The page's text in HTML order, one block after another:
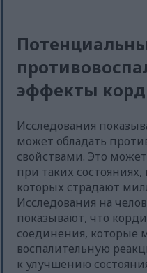
эффекты
Исследования
может обладать
свойствами. Это
при таких
которых страдают
Исследования на
показывают, что
соединения, которые
воспалительную
к улучшению